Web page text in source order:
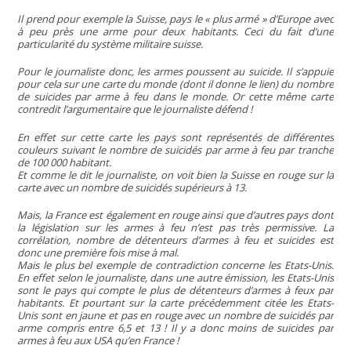
Il prend pour exemple la Suisse, pays le « plus armé » d’Europe avec
à peu près une arme pour deux habitants. Ceci du fait d’une
particularité du système militaire suisse.
Pour le journaliste donc, les armes poussent au suicide. Il s’appuie
pour cela sur une carte du monde (dont il donne le lien) du nombre
de suicides par arme à feu dans le monde. Or cette même carte
contredit l’argumentaire que le journaliste défend !
En effet sur cette carte les pays sont représentés de différentes
couleurs suivant le nombre de suicidés par arme à feu par tranche
de 100 000 habitant.
Et comme le dit le journaliste, on voit bien la Suisse en rouge sur la
carte avec un nombre de suicidés supérieurs à 13.
Mais, la France est également en rouge ainsi que d’autres pays dont
la législation sur les armes à feu n’est pas très permissive. La
corrélation, nombre de détenteurs d’armes à feu et suicides est
donc une première fois mise à mal.
Mais le plus bel exemple de contradiction concerne les Etats-Unis.
En effet selon le journaliste, dans une autre émission, les Etats-Unis
sont le pays qui compte le plus de détenteurs d’armes à feux par
habitants. Et pourtant sur la carte précédemment citée les Etats-
Unis sont en jaune et pas en rouge avec un nombre de suicidés par
arme compris entre 6,5 et 13 ! Il y a donc moins de suicides par
armes à feu aux USA qu’en France !